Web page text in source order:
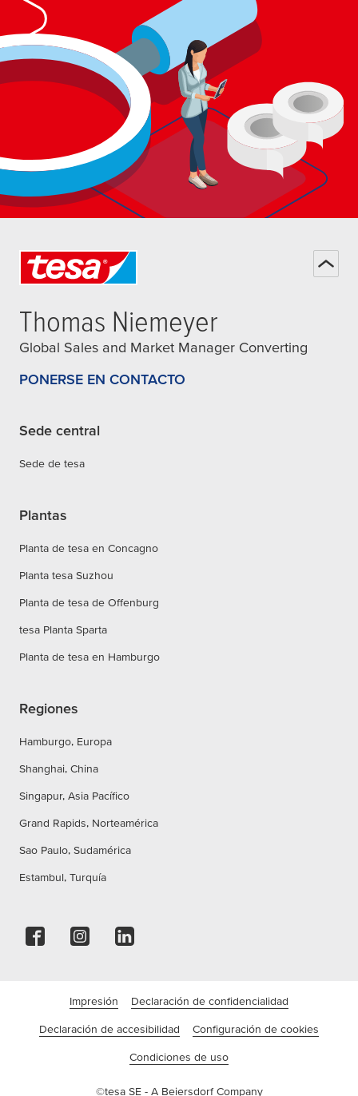
Thomas Niemeyer
Global Sales and Market Manager Converting
PONERSE EN CONTACTO
Sede central
Sede de tesa
Plantas
Planta de tesa en Concagno
Planta tesa Suzhou
Planta de tesa de Offenburg
tesa Planta Sparta
Planta de tesa en Hamburgo
Regiones
Hamburgo, Europa
Shanghai, China
Singapur, Asia Pacífico
Grand Rapids, Norteamérica
Sao Paulo, Sudamérica
Estambul, Turquía
Impresión Declaración de confidencialidad
Declaración de accesibilidad Configuración de cookies
Condiciones de uso
©tesa SE - A Beiersdorf Company